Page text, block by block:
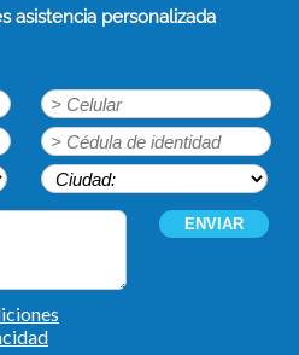
asistencia personalizada